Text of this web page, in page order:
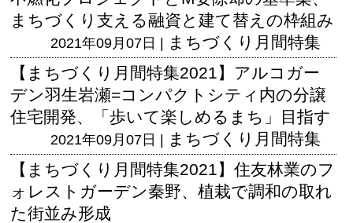
まちづくり支える融資と建て替えの枠組み
2021年09月07日 | まちづくり月間特集
【まちづくり月間特集2021】アルコガー
デン羽生岩瀬=コンパクトシティ内の分譲
住宅開発、「歩いて楽しめるまち」目指す
2021年09月07日 | まちづくり月間特集
【まちづくり月間特集2021】住友林業のフ
ォレストガーデン秦野、植栽で調和の取れ
た街並み形成